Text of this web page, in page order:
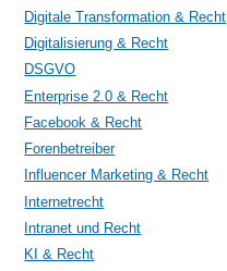
Digitale Transformation & Recht
Digitalisierung & Recht
DSGVO
Enterprise 2.0 & Recht
Facebook & Recht
Forenbetreiber
Influencer Marketing & Recht
Internetrecht
Intranet und Recht
KI & Recht